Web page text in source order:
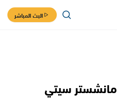
البث المباشر
مانشستر سيتي